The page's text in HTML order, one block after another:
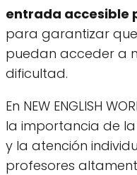
entrada accesible
para garantizar
puedan acceder a
dificultad.
En NEW ENGLISH
la importancia de
y la atención
profesores